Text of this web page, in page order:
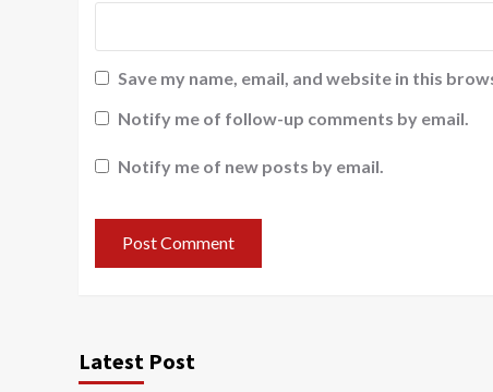
Save my name, email, and website in this
Notify me of follow-up comments by email.
Notify me of new posts by email.
Latest Post